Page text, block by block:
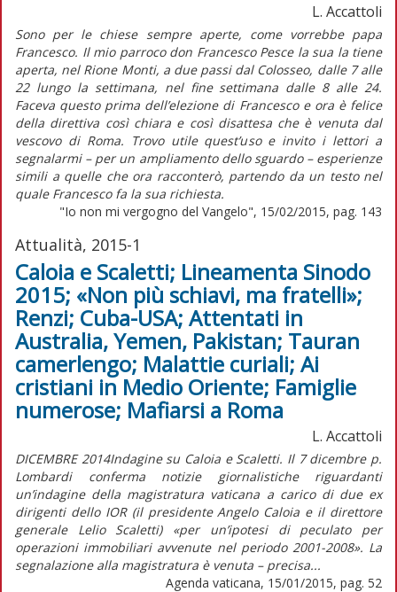
L. Accattoli
Sono per le chiese sempre aperte, come vorrebbe papa
Francesco. Il mio parroco don Francesco Pesce la sua la tiene
aperta, nel Rione Monti, a due passi dal Colosseo, dalle 7 alle
22 lungo la settimana, nel fine settimana dalle 8 alle 24.
Faceva questo prima dell’elezione di Francesco e ora è felice
della direttiva così chiara e così disattesa che è venuta dal
vescovo di Roma. Trovo utile quest’uso e invito i lettori a
segnalarmi – per un ampliamento dello sguardo – esperienze
simili a quelle che ora racconterò, partendo da un testo nel
quale Francesco fa la sua richiesta.
"Io non mi vergogno del Vangelo", 15/02/2015, pag. 143
Attualità, 2015-1
Caloia e Scaletti; Lineamenta Sinodo
2015; «Non più schiavi, ma fratelli»;
Renzi; Cuba-USA; Attentati in
Australia, Yemen, Pakistan; Tauran
camerlengo; Malattie curiali; Ai
cristiani in Medio Oriente; Famiglie
numerose; Mafiarsi a Roma
L. Accattoli
DICEMBRE 2014Indagine su Caloia e Scaletti. Il 7 dicembre p.
Lombardi conferma notizie giornalistiche riguardanti
un’indagine della magistratura vaticana a carico di due ex
dirigenti dello IOR (il presidente Angelo Caloia e il direttore
generale Lelio Scaletti) «per un’ipotesi di peculato per
operazioni immobiliari avvenute nel periodo 2001-2008». La
segnalazione alla magistratura è venuta – precisa...
Agenda vaticana, 15/01/2015, pag. 52